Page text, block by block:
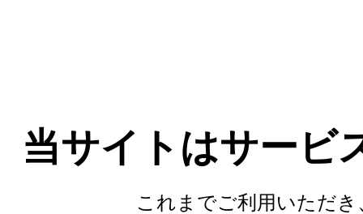
当サイトはサービ
これまでご利用いただ